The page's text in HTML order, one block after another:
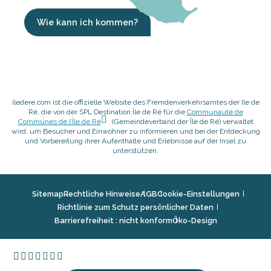
Wie kann ich kommen?
iledere.com ist die offizielle Website des Fremdenverkehrsamtes der Ile de
Ré, die von der SPL Destination Île de Ré für die Communauté de
Communes de l’Île de Ré
(Gemeindeverband der Île de Ré) verwaltet
wird, um Besucher und Einwohner zu informieren und bei der Entdeckung
und Vorbereitung ihrer Aufenthalte und Erlebnisse auf der Insel zu
unterstützen.
SitemapRechtliche HinweiseAGBCookie-Einstellungen
Richtlinie zum Schutz persönlicher Daten
Barrierefreiheit : nicht konformÖko-Design